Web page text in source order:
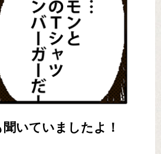
いていましたよ！